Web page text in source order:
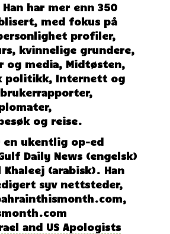
har mer enn 350
med fokus på
profiler,
kvinnelige grundere,
og media, Midtøsten,
politikk, Internett og
og reise.
en ukentlig op-ed
Daily News (engelsk)
Khaleej (arabisk). Han
syv nettsteder,
and US Apologists